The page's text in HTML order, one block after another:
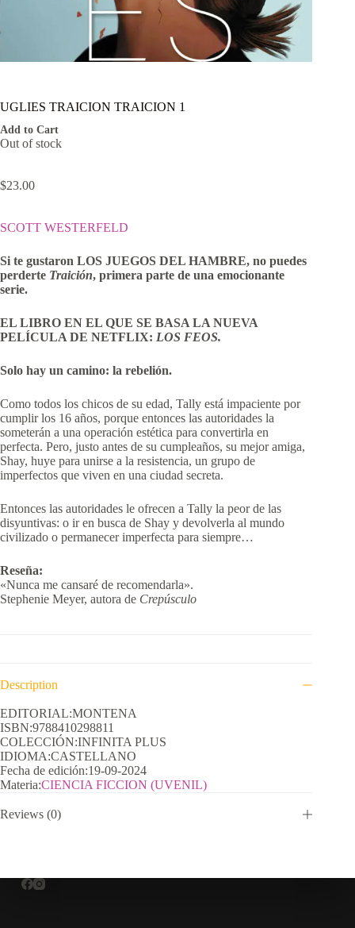
UGLIES TRAICION TRAICION 1
Add to Cart
Out of stock
$23.00
SCOTT WESTERFELD
Si te gustaron LOS JUEGOS DEL HAMBRE, no puedes
perderte Traición, primera parte de una emocionante
serie.
EL LIBRO EN EL QUE SE BASA LA NUEVA
PELÍCULA DE NETFLIX: LOS FEOS.
Solo hay un camino: la rebelión.
Como todos los chicos de su edad, Tally está impaciente por
cumplir los 16 años, porque entonces las autoridades la
someterán a una operación estética para convertirla en
perfecta. Pero, justo antes de su cumpleaños, su mejor amiga,
Shay, huye para unirse a la resistencia, un grupo de
imperfectos que viven en una ciudad secreta.
Entonces las autoridades le ofrecen a Tally la peor de las
disyuntivas: o ir en busca de Shay y devolverla al mundo
civilizado o permanecer imperfecta para siempre…
Reseña:
«Nunca me cansaré de recomendarla».
Stephenie Meyer, autora de Crepúsculo
Description
EDITORIAL:MONTENA
ISBN:9788410298811
COLECCIÓN:INFINITA PLUS
IDIOMA:CASTELLANO
Fecha de edición:19-09-2024
Materia:CIENCIA FICCION (UVENIL)
Reviews (0)